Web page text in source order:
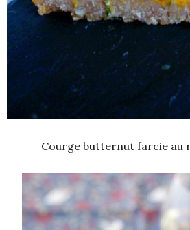
Courge butternut farcie au